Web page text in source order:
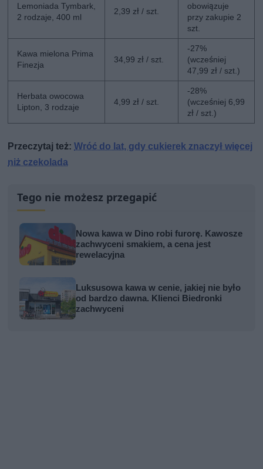
Lemoniada Tymbark,
2 rodzaje, 400 ml
2,39 zł / szt.
obowiązuje
przy zakupie 2
szt.
Kawa mielona Prima
Finezja
34,99 zł / szt.
-27%
(wcześniej
47,99 zł / szt.)
Herbata owocowa
Lipton, 3 rodzaje
4,99 zł / szt.
-28%
(wcześniej 6,99
zł / szt.)
Przeczytaj też: Wróć do lat, gdy cukierek znaczył więcej
niż czekolada
Tego nie możesz przegapić
Nowa kawa w Dino robi furorę. Kawosze
zachwyceni smakiem, a cena jest
rewelacyjna
Luksusowa kawa w cenie, jakiej nie było
od bardzo dawna. Klienci Biedronki
zachwyceni